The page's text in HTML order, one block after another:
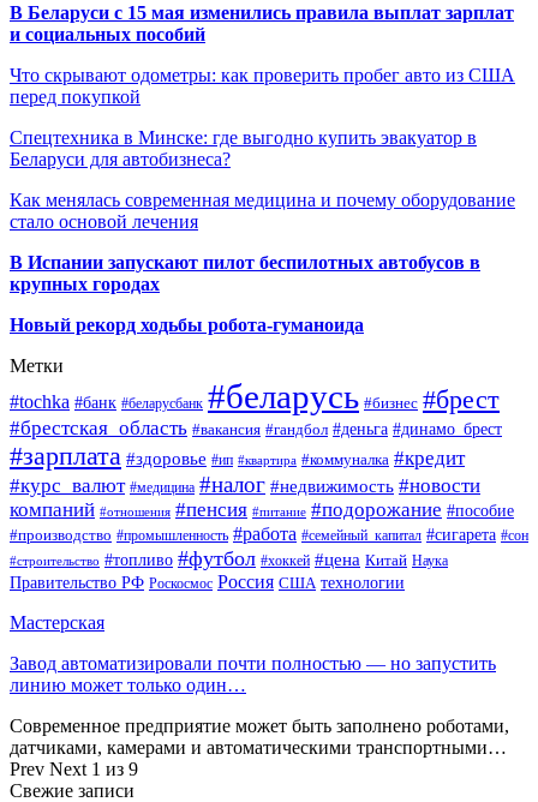
В Беларуси с 15 мая изменились правила выплат зарплат
и социальных пособий
Что скрывают одометры: как проверить пробег авто из США
перед покупкой
Спецтехника в Минске: где выгодно купить эвакуатор в
Беларуси для автобизнеса?
Как менялась современная медицина и почему оборудование
стало основой лечения
В Испании запускают пилот беспилотных автобусов в
крупных городах
Новый рекорд ходьбы робота-гуманоида
Метки
#tochka #банк #беларусбанк #беларусь #бизнес #брест
#брестская_область #вакансия #гандбол #деньга #динамо_брест
#зарплата #здоровье #ип #квартира #коммуналка #кредит
#курс_валют #медицина #налог #недвижимость #новости
компаний #отношения #пенсия #питание #подорожание #пособие
#производство #промышленность #работа #семейный_капитал #сигарета #сон
#строительство #топливо #футбол #хоккей #цена Китай Наука
Правительство РФ Роскосмос Россия США технологии
Мастерская
Завод автоматизировали почти полностью — но запустить
линию может только один…
Современное предприятие может быть заполнено роботами,
датчиками, камерами и автоматическими транспортными…
Prev Next 1 из 9
Свежие записи